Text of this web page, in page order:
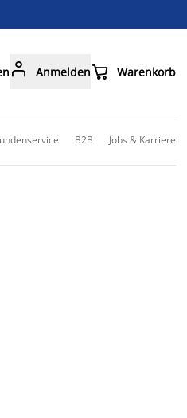
 Anmelden Warenkorb
B2B Jobs & Karriere